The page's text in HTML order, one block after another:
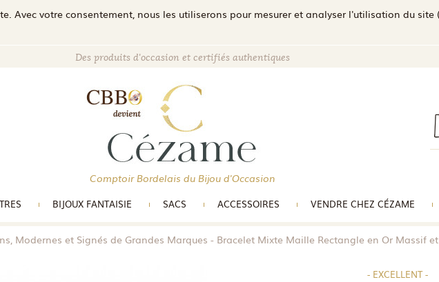
Avec votre consentement, nous les utiliserons pour mesurer et analyser l'utilisation du site
Des produits d'occasion et certifiés authentiques
Comptoir Bordelais du Bijou d'Occasion
BIJOUX FANTAISIE SACS ACCESSOIRES VENDRE CHEZ CÉZAME
Modernes et Signés de Grandes Marques Bracelet Mixte Maille Rectangle en Or Massif
- EXCELLENT -